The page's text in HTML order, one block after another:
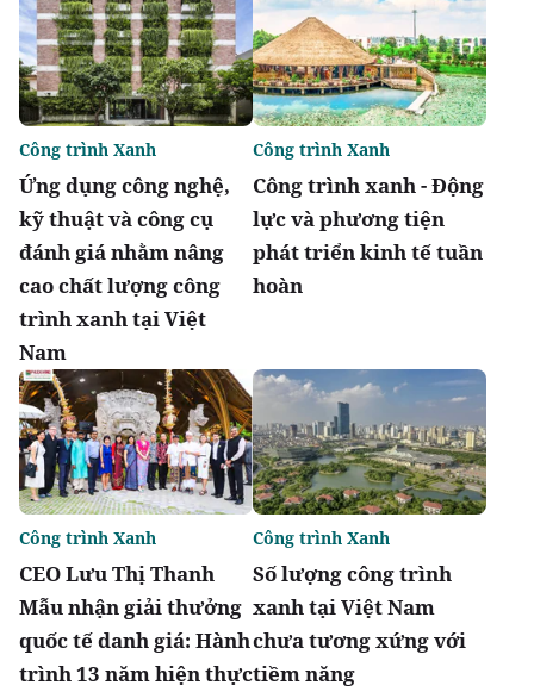
Ứng dụng công nghệ,
kỹ thuật và công cụ
đánh giá nhằm nâng
cao chất lượng công
trình xanh tại Việt
Nam
Công trình Xanh
Công trình xanh - Động
lực và phương tiện
phát triển kinh tế tuần
hoàn
Công trình Xanh
CEO Lưu Thị Thanh
Mẫu nhận giải thưởng
quốc tế danh giá: Hành
trình 13 năm hiện thực
Công trình Xanh
Số lượng công trình
xanh tại Việt Nam
chưa tương xứng với
tiềm năng
Công trình Xanh